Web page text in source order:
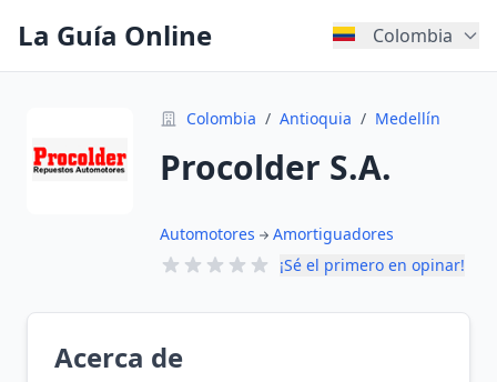
La Guía Online Colombia
Colombia / Antioquia / Medellín
Procolder S.A.
Automotores
Amortiguadores
¡Sé el primero en opinar!
Acerca de